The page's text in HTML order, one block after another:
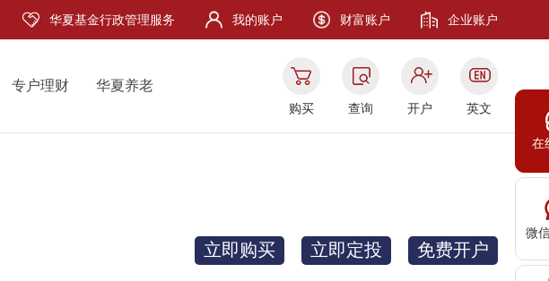
在
微
华夏基金行政管理服务 我的账户 财富账户 企业账户
专户理财 华夏养老
购买 查询 开户 英文
立即购买 立即定投 免费开户